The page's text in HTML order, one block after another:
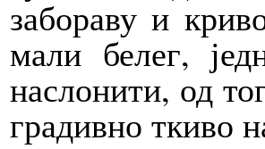
забораву и
мали белег,
наслонити, од
градивно ткиво